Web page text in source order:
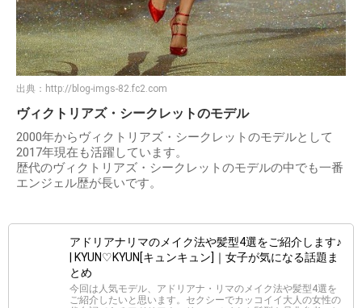
出典： http://blog-imgs-82.fc2.com
ヴィクトリアズ・シークレットのモデル
2000年からヴィクトリアズ・シークレットのモデルとして
2017年現在も活躍しています。
歴代のヴィクトリアズ・シークレットのモデルの中でも一番
エンジェル歴が長いです。
アドリアナリマのメイク法や髪型4選をご紹介します♪
| KYUN♡KYUN[キュンキュン]｜女子が気になる話題ま
とめ
今回は人気モデル、アドリアナ・リマのメイク法や髪型4選を
ご紹介したいと思います。セクシーでカッコイイ大人の女性の